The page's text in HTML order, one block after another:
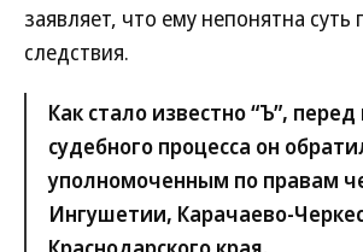
заявляет, что ему непонятна суть
следствия.
Как стало известно “Ъ”,
судебного процесса он
уполномоченным по правам
Ингушетии, Карачаево-